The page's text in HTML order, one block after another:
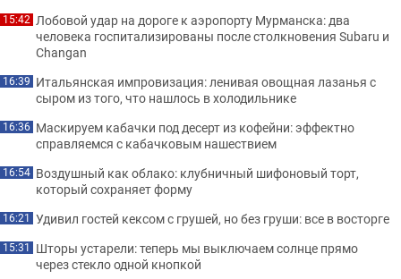
15:42 Лобовой удар на дороге к аэропорту Мурманска: два
человека госпитализированы после столкновения Subaru и
Changan
16:39 Итальянская импровизация: ленивая овощная лазанья с
сыром из того, что нашлось в холодильнике
16:36 Маскируем кабачки под десерт из кофейни: эффектно
справляемся с кабачковым нашествием
16:54 Воздушный как облако: клубничный шифоновый торт,
который сохраняет форму
16:21 Удивил гостей кексом с грушей, но без груши: все в восторге
15:31 Шторы устарели: теперь мы выключаем солнце прямо
через стекло одной кнопкой